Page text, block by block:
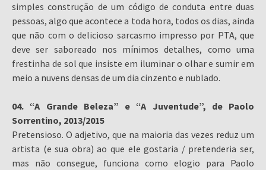
simples construção de um código de conduta entre duas
pessoas, algo que acontece a toda hora, todos os dias, ainda
que não com o delicioso sarcasmo impresso por PTA, que
deve ser saboreado nos mínimos detalhes, como uma
frestinha de sol que insiste em iluminar o olhar e sumir em
meio a nuvens densas de um dia cinzento e nublado.
04. “A Grande Beleza” e “A Juventude”, de Paolo
Sorrentino, 2013/2015
Pretensioso. O adjetivo, que na maioria das vezes reduz um
artista (e sua obra) ao que ele gostaria / pretenderia ser,
mas não consegue, funciona como elogio para Paolo